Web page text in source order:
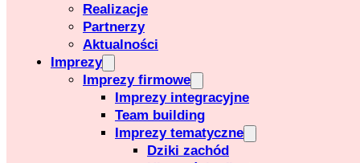
Realizacje
Partnerzy
Aktualności
Imprezy
Imprezy firmowe
Imprezy integracyjne
Team building
Imprezy tematyczne
Dziki zachód